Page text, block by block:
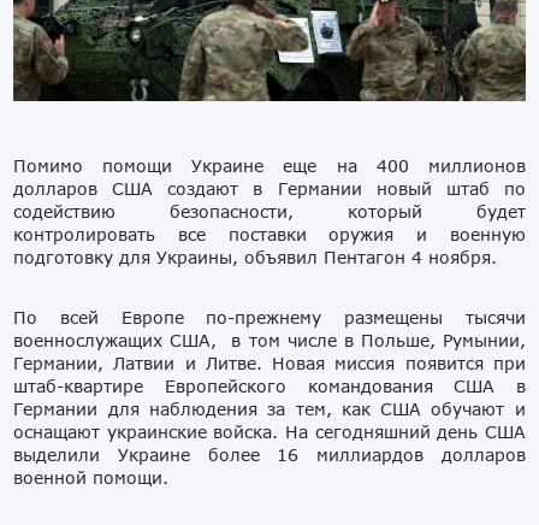
Помимо помощи Украине еще на 400 миллионов
долларов США создают в Германии новый штаб по
содействию безопасности, который будет
контролировать все поставки оружия и военную
подготовку для Украины, объявил Пентагон 4 ноября.
По всей Европе по-прежнему размещены тысячи
военнослужащих США, в том числе в Польше, Румынии,
Германии, Латвии и Литве. Новая миссия появится при
штаб-квартире Европейского командования США в
Германии для наблюдения за тем, как США обучают и
оснащают украинские войска. На сегодняшний день США
выделили Украине более 16 миллиардов долларов
военной помощи.